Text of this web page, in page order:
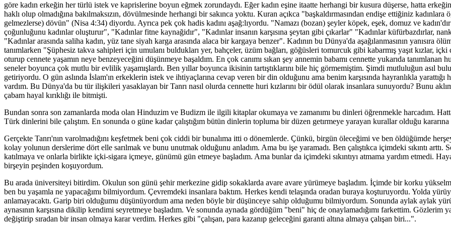
göre kadın erkeğin her türlü istek ve kaprislerine boyun eğmek zorundaydı. Eğer kadın eşine itaatte herhangi bir kusura düşerse, hatta
haklı olup olmadığına bakılmaksızın, dövülmesinde herhangi bir sakınca yoktu. Kuran açıkca "başkaldırmasından endişe ettiğiniz
gelmezlerse) dövün" (Nisa 4:34) diyordu. Ayrıca pek çok hadis kadını aşağ:lıyordu. "Namazı (bozan) şeyler köpek, eşek, domuz ve
çoğunluğunu kadınlar oluşturur", "Kadınlar fitne kaynağidır", "Kadınlar insanın karşısına şeytan gibi çıkarlar" "Kadınlar küfürbazdırlar,
"Kadınlar arasında saliha kadın, yüz tane siyah karga arasında alaca bir kargaya benzer". Kadının bu Dünya'da aşağılanmasının yanısıra
tanımlarken "Şüphesiz takva sahipleri için umulanı buldukları yer, bahçeler, üzüm bağları, göğüsleri tomurcuk gibi kabarmış yaşıt kızlar,
oturup cennete yaşamın neye benzeyeceğini düşünmeye başaldım. En çok canımı sıkan şey annemin babamı cennette yukarıda
seneler boyunca çok mutlu bir evlilik yaşamışlardı. Ben yıllar boyunca ikisinin tartıştıklarını bile hiç görmemiştim. Şimdi mutluluğun asıl
getiriyordu. O gün aslında İslam'ın erkeklerin istek ve ihtiyaçlarına cevap veren bir din olduğunu ama benim karşısında hayranlıkla
vardım. Bu Dünya'da bu tür ilişkileri yasaklayan bir Tanrı nasıl olurda cennette huri kızlarını bir ödül olarak insanlara sunuyordu? Bunu
çabam hayal kırıklığı ile bitmişti.
Bundan sonra son zamanlarda moda olan Hinduzim ve Budizm ile ilgili kitaplar okumaya ve zamanımı bu dinleri öğrenmekle harcadım.
Türk dinlerini bile çalıştım. En sonunda o güne kadar çalıştığım bütün dinlerin topluma bir düzen getırmeye yarayan kurallar olduğu
Gerçekte Tanrı'nın varolmadığını keşfetmek beni çok ciddi bir bunalıma itti o dönemlerde. Çünkü, birgün öleceğimi ve ben öldüğümde
kolay yolunun derslerime dört elle sarılmak ve bunu unutmak olduğunu anladım. Ama bu işe yaramadı. Ben çalıştıkca içimdeki sıkıntı
katılmaya ve onlarla birlikte içki-sigara içmeye, günümü gün etmeye başladım. Ama bunlar da içimdeki sıkıntıyı atmama yardım etmedi.
birşeyin peşinden koşuyordum.
Bu arada üniversiteyi bitirdim. Okulun son günü şehir merkezine gidip sokaklarda avare avare yürümeye başladım. İçimde bir korku
ben bu yaşamla ne yapacağımı bilmiyordum. Çevremdeki insanlara baktım. Herkes kendi telaşında oradan buraya koşturuyordu. Yolda
anlamayacaktı. Garip biri olduğumu düşünüyordum ama neden böyle bir düşünceye sahip olduğumu bilmiyordum. Sonunda aylak aylak
aynasının karşısına dikilip kendimi seyretmeye başladım. Ve sonunda aynada gördüğüm "beni" hiç de onaylamadığımı farkettim. Gözlerim
değiştirip sıradan bir insan olmaya karar verdim. Herkes gibi "çalışan, para kazanıp geleceğini garanti altına almaya çalışan biri...".